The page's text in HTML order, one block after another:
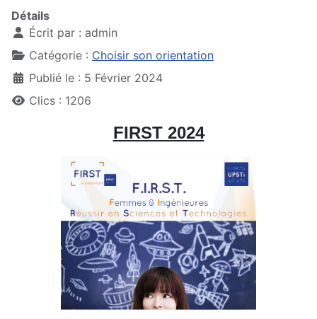
Détails
Écrit par : admin
Catégorie : Choisir son orientation
Publié le : 5 Février 2024
Clics : 1206
FIRST 2024